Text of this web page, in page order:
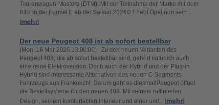
Tourenwagen-Masters (DTM). Mit der Teilnahme der Marke mit dem
Blitz in der Formel E ab der Saison 2026/27 hebt Opel nun sein ...
[mehr]
Der neue Peugeot 408 ist ab sofort bestellbar
(Mon, 16 Mar 2026 13:00:00) Zu den neuen Varianten des
Peugeot 408, die ab sofort bestellbar sind, gehört natürlich auch
eine reine Elektroversion. Doch auch der Hybrid und der Plug-in
Hybrid sind interessante Alternativen des neuen C-Segments-
Fahrzeugs aus Frankreich! Darum geht es diesmal!Peugeot öffnet
die Bestellsysteme für den neuen 408. Mit seinem raffinierten
Design, seinem komfortablen Interieur und einer umf... [mehr]